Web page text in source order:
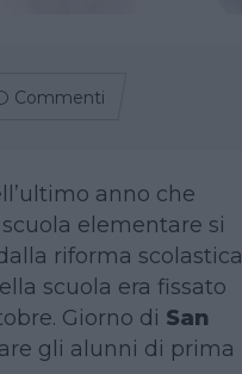
Commenti
anno che
elementare si
riforma scolastica
scuola era fissato
Giorno di San
gli alunni di prima